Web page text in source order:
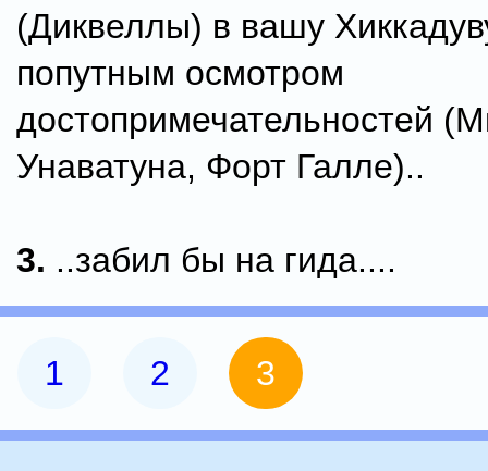
(Диквеллы) в вашу
попутным осмотром
достопримечательностей
Унаватуна, Форт Галле)..
3. ..забил бы на гида....
1 2 3